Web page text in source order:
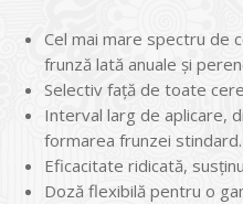
Cel mai mare spectru de
frunză lată anuale și
Selectiv față de toate
Interval larg de aplicare,
formarea frunzei stindard.
Eficacitate ridicată,
Doză flexibilă pentru o